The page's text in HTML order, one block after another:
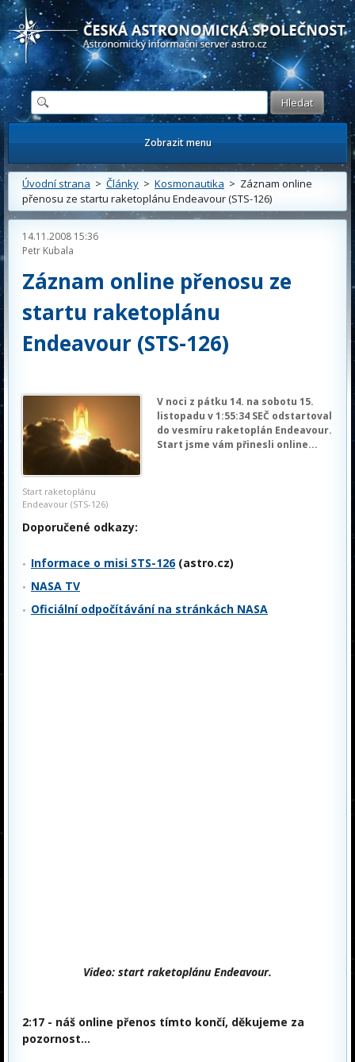
Česká astronomická společnost - Informační astronomický server
Zobrazit menu
Úvodní strana > Články > Kosmonautika > Záznam online
přenosu ze startu raketoplánu Endeavour (STS-126)
14.11.2008 15:36
Petr Kubala
Záznam online přenosu ze
startu raketoplánu
Endeavour (STS-126)
Start raketoplánu
Endeavour (STS-126)
V noci z pátku 14. na sobotu 15.
listopadu v 1:55:34 SEČ odstartoval
do vesmíru raketoplán Endeavour.
Start jsme vám přinesli online...
Doporučené odkazy:
Informace o misi STS-126(astro.cz)
NASA TV
Oficiální odpočítávání na stránkách NASA
Video: start raketoplánu Endeavour.
2:17 - náš online přenos tímto končí, děkujeme za
pozornost…